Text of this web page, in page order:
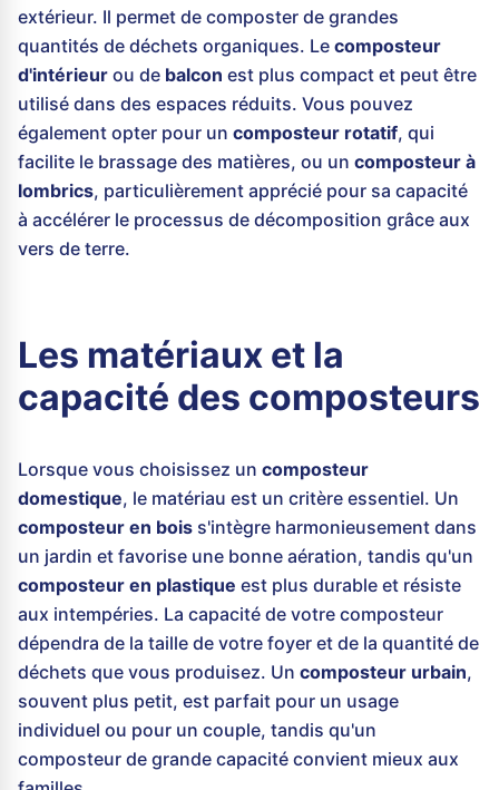
extérieur. Il permet de composter de grandes
quantités de déchets organiques. Le composteur
d'intérieur ou de balcon est plus compact et peut être
utilisé dans des espaces réduits. Vous pouvez
également opter pour un composteur rotatif, qui
facilite le brassage des matières, ou un composteur à
lombrics, particulièrement apprécié pour sa capacité
à accélérer le processus de décomposition grâce aux
vers de terre.
Les matériaux et la
capacité des composteurs
Lorsque vous choisissez un composteur
domestique, le matériau est un critère essentiel. Un
composteur en bois s'intègre harmonieusement dans
un jardin et favorise une bonne aération, tandis qu'un
composteur en plastique est plus durable et résiste
aux intempéries. La capacité de votre composteur
dépendra de la taille de votre foyer et de la quantité de
déchets que vous produisez. Un composteur urbain,
souvent plus petit, est parfait pour un usage
individuel ou pour un couple, tandis qu'un
composteur de grande capacité convient mieux aux